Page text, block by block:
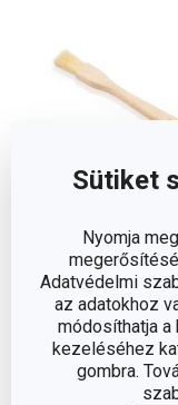
Sütiket
Nyomja
Adatvédelmi
az adatokhoz
módosíthatja a
kezeléséhez
gombra.
Újdonság
FEELWOOD
formázóheggyel
2 010 Ft
Elérhető a
12 márkaboltban